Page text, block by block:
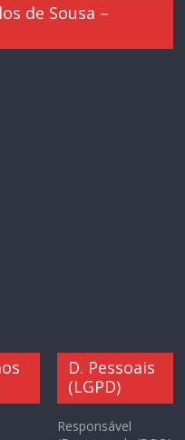
de Sousa –
D. Pessoais
(LGPD)
Responsável